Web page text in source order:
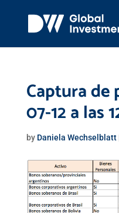
Captura de
07-12 a las
by Daniela Wechselblatt